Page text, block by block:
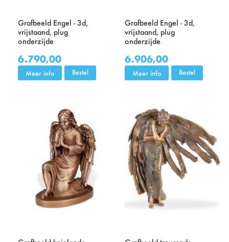
Grafbeeld Engel - 3d,
vrijstaand, plug
onderzijde
6.790,00
Meer info Bestel
Grafbeeld Engel - 3d,
vrijstaand, plug
onderzijde
6.906,00
Meer info Bestel